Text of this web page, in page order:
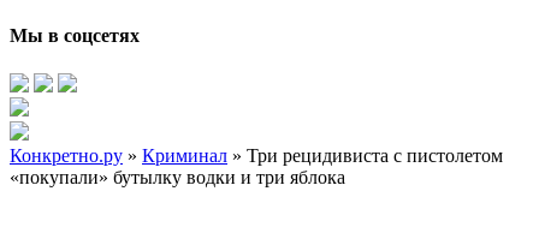
Мы в соцсетях
Конкретно.ру » Криминал » Три рецидивиста с пистолетом
«покупали» бутылку водки и три яблока